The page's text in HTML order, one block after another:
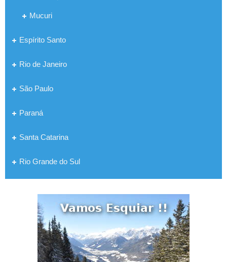
Mucuri
Espírito Santo
Rio de Janeiro
São Paulo
Paraná
Santa Catarina
Rio Grande do Sul